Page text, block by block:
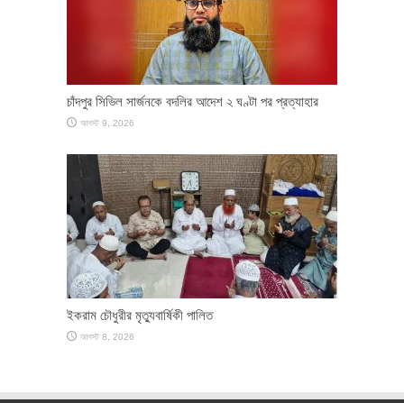
চাঁদপুর সিভিল সার্জনকে বদলির আদেশ ২ ঘণ্টা পর প্রত্যাহার
আগস্ট 9, 2026
ইকরাম চৌধুরীর মৃত্যুবার্ষিকী পালিত
আগস্ট 8, 2026